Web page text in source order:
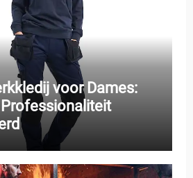
voor Dames: